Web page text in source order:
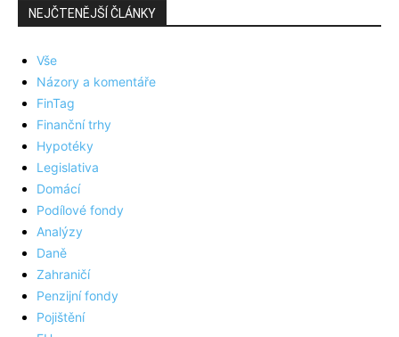
NEJČTENĚJŠÍ ČLÁNKY
Vše
Názory a komentáře
FinTag
Finanční trhy
Hypotéky
Legislativa
Domácí
Podílové fondy
Analýzy
Daně
Zahraničí
Penzijní fondy
Pojištění